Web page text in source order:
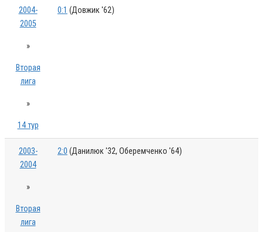
2004-
2005
»
Вторая
лига
»
14 тур
0:1 (Довжик '62)
2003-
2004
»
Вторая
лига
2:0 (Данилюк '32, Оберемченко '64)